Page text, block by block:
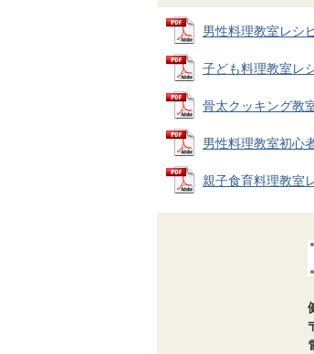
男性料理教室レシ
子ども料理教室レ
骨太クッキング教
男性料理教室初心
親子食育料理教室